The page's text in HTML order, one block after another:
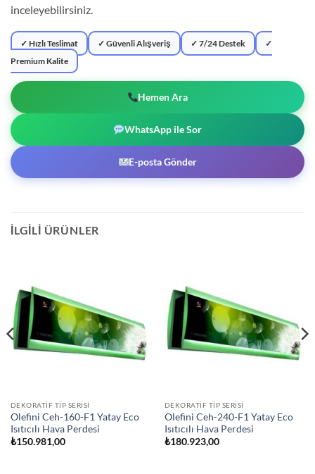
inceleyebilirsiniz.
✓ Hızlı Teslimat ✓ Güvenli Alışveriş ✓ 7/24 Destek
✓
Premium Kalite
Hemen Ara
WhatsApp ile Sor
E-posta Gönder
İLGILI ÜRÜNLER
DEKORATIF TIP SERISI
Olefini Ceh-160-F1 Yatay Eco
Isıtıcılı Hava Perdesi
₺150.981,00
DEKORATIF TIP SERISI
Olefini Ceh-240-F1 Yatay Eco
Isıtıcılı Hava Perdesi
₺180.923,00